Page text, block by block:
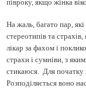
півроку, якщо жінка
На жаль, багато пар,
стереотипів та
лікар за фахом і
страхи і сумніви, з
стикаюся. Для початку
Розподіляється воно